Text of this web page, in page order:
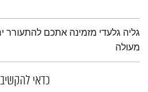
תמצית הפודקאסט
גליה גלעדי מזמינה אתכם להתעורר
מעולה
כדאי